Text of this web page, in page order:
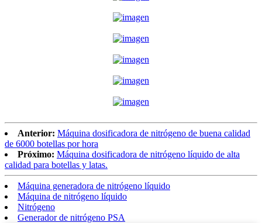
Anterior: Máquina dosificadora de nitrógeno de buena calidad
de 6000 botellas por hora
Próximo: Máquina dosificadora de nitrógeno líquido de alta
calidad para botellas y latas.
Máquina generadora de nitrógeno líquido
Máquina de nitrógeno líquido
Nitrógeno
Generador de nitrógeno PSA